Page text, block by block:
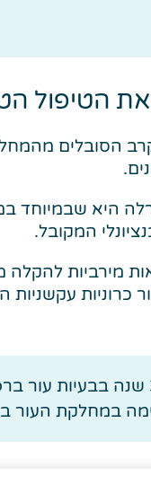
הטיפול
הסובלים
היא שבמיוחד
המקובל.
מירביות
כרוניות עקשניות
במחלקת העור